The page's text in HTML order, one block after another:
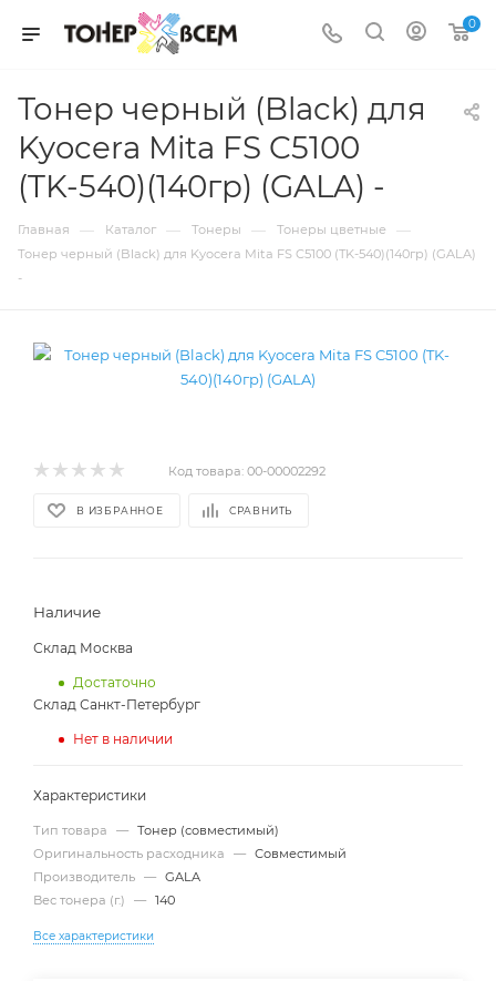
0
Тонер черный (Black) для
Kyocera Mita FS C5100
(TK-540)(140гр) (GALA) -
Главная — Каталог — Тонеры — Тонеры цветные —
Тонер черный (Black) для Kyocera Mita FS C5100 (TK-540)(140гр) (GALA)
-
Код товара: 00-00002292
В ИЗБРАННОЕ СРАВНИТЬ
Наличие
Склад Москва
Достаточно
Склад Санкт-Петербург
Нет в наличии
Характеристики
Тип товара — Тонер (совместимый)
Оригинальность расходника
— Совместимый
Производитель — GALA
Вес тонера (г.)
— 140
Все характеристики